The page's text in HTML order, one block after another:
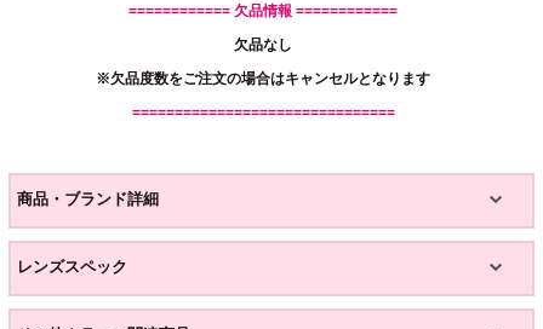
============ 欠品情報 ============
欠品なし
※欠品度数をご注文の場合はキャンセルとなります
===============================
商品・ブランド詳細
レンズスペック